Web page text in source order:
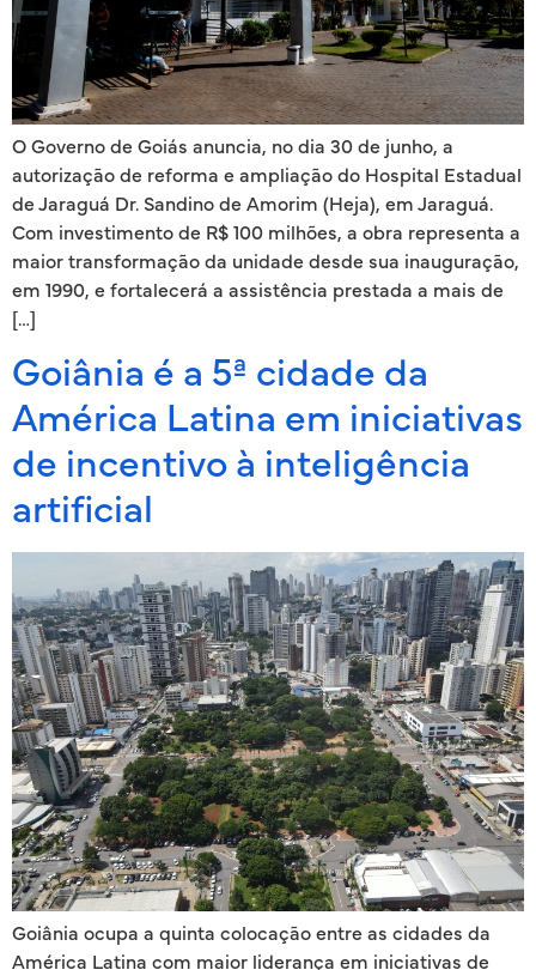
O Governo de Goiás anuncia, no dia 30 de junho, a
autorização de reforma e ampliação do Hospital Estadual
de Jaraguá Dr. Sandino de Amorim (Heja), em Jaraguá.
Com investimento de R$ 100 milhões, a obra representa a
maior transformação da unidade desde sua inauguração,
em 1990, e fortalecerá a assistência prestada a mais de
[…]
Goiânia é a 5ª cidade da
América Latina em iniciativas
de incentivo à inteligência
artificial
Goiânia ocupa a quinta colocação entre as cidades da
América Latina com maior liderança em iniciativas de